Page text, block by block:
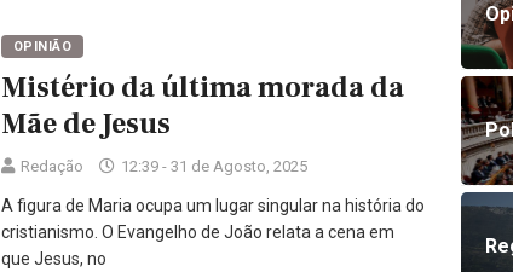
OPINIÃO
Mistério da última morada da
Mãe de Jesus
Redação 12:39 - 31 de Agosto, 2025
A figura de Maria ocupa um lugar singular na história do
cristianismo. O Evangelho de João relata a cena em
que Jesus, no